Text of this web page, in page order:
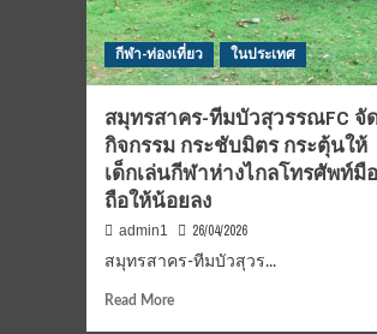
กีฬา-ท่องเที่ยว ในประเทศ
สมุทรสาคร-ทีมบัวสุวรรณFC จั
กิจกรรม กระชับมิตร กระตุ้นให้
เด็กเล่นกีฬาห่างไกลโทรศัพท์มือ
ถือให้น้อยลง
admin1 26/04/2026
สมุทรสาคร-ทีมบัวสุวร...
Read MoreRead